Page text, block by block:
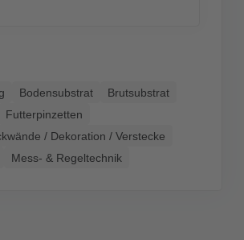
Bodensubstrat
Brutsubstrat
Futterpinzetten
/ Dekoration / Verstecke
Mess- & Regeltechnik